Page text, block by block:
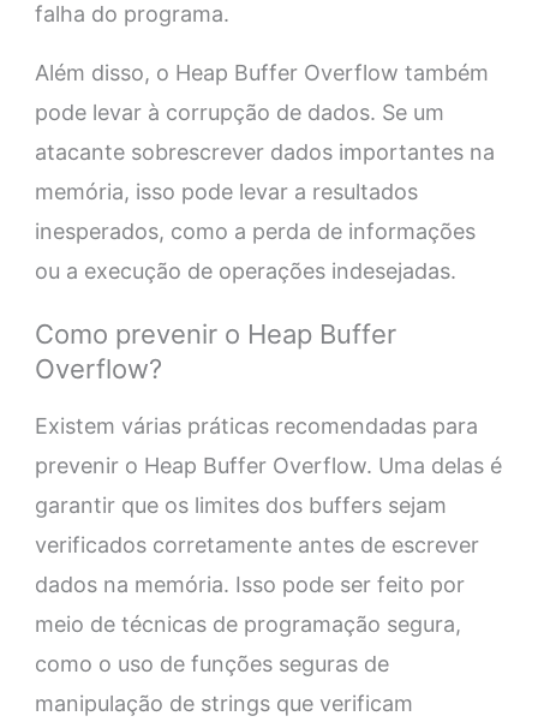
falha do programa.
Além disso, o Heap Buffer Overflow também
pode levar à corrupção de dados. Se um
atacante sobrescrever dados importantes na
memória, isso pode levar a resultados
inesperados, como a perda de informações
ou a execução de operações indesejadas.
Como prevenir o Heap Buffer
Overflow?
Existem várias práticas recomendadas para
prevenir o Heap Buffer Overflow. Uma delas é
garantir que os limites dos buffers sejam
verificados corretamente antes de escrever
dados na memória. Isso pode ser feito por
meio de técnicas de programação segura,
como o uso de funções seguras de
manipulação de strings que verificam